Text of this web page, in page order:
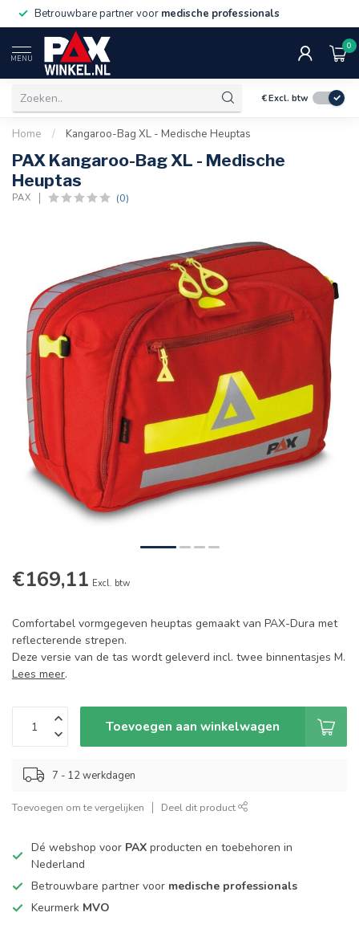
Betrouwbare partner voor medische professionals
MENU
0
€Excl. btw
Home / Kangaroo-Bag XL - Medische Heuptas
PAX Kangaroo-Bag XL - Medische
Heuptas
PAX (0)
€169,11 Excl. btw
Comfortabel vormgegeven heuptas gemaakt van PAX-Dura met
reflecterende strepen.
Deze versie van de tas wordt geleverd incl. twee binnentasjes M.
Lees meer.
Toevoegen aan winkelwagen
7 - 12 werkdagen
Toevoegen om te vergelijken Deel dit product
Dé webshop voor PAX producten en toebehoren in
Nederland
Betrouwbare partner voor medische professionals
Keurmerk MVO